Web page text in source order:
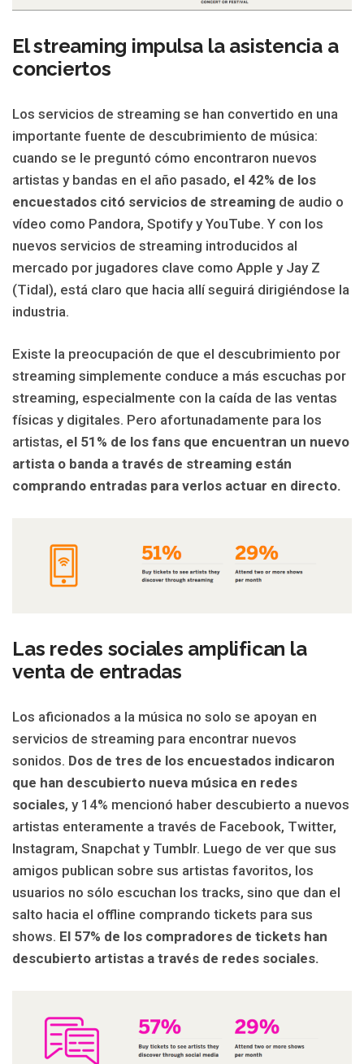
El streaming impulsa la asistencia a
conciertos
Los servicios de streaming se han convertido en una
importante fuente de descubrimiento de música:
cuando se le preguntó cómo encontraron nuevos
artistas y bandas en el año pasado, el 42% de los
encuestados citó servicios de streaming de audio o
vídeo como Pandora, Spotify y YouTube. Y con los
nuevos servicios de streaming introducidos al
mercado por jugadores clave como Apple y Jay Z
(Tidal), está claro que hacia allí seguirá dirigiéndose la
industria.
Existe la preocupación de que el descubrimiento por
streaming simplemente conduce a más escuchas por
streaming, especialmente con la caída de las ventas
físicas y digitales. Pero afortunadamente para los
artistas, el 51% de los fans que encuentran un nuevo
artista o banda a través de streaming están
comprando entradas para verlos actuar en directo.
Las redes sociales amplifican la
venta de entradas
Los aficionados a la música no solo se apoyan en
servicios de streaming para encontrar nuevos
sonidos. Dos de tres de los encuestados indicaron
que han descubierto nueva música en redes
sociales, y 14% mencionó haber descubierto a nuevos
artistas enteramente a través de Facebook, Twitter,
Instagram, Snapchat y Tumblr. Luego de ver que sus
amigos publican sobre sus artistas favoritos, los
usuarios no sólo escuchan los tracks, sino que dan el
salto hacia el offline comprando tickets para sus
shows. El 57% de los compradores de tickets han
descubierto artistas a través de redes sociales.